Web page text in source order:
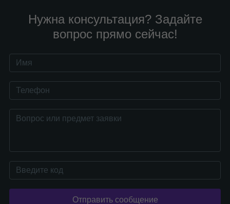
Нужна консультация? Задайте
вопрос прямо сейчас!
Отправить сообщение